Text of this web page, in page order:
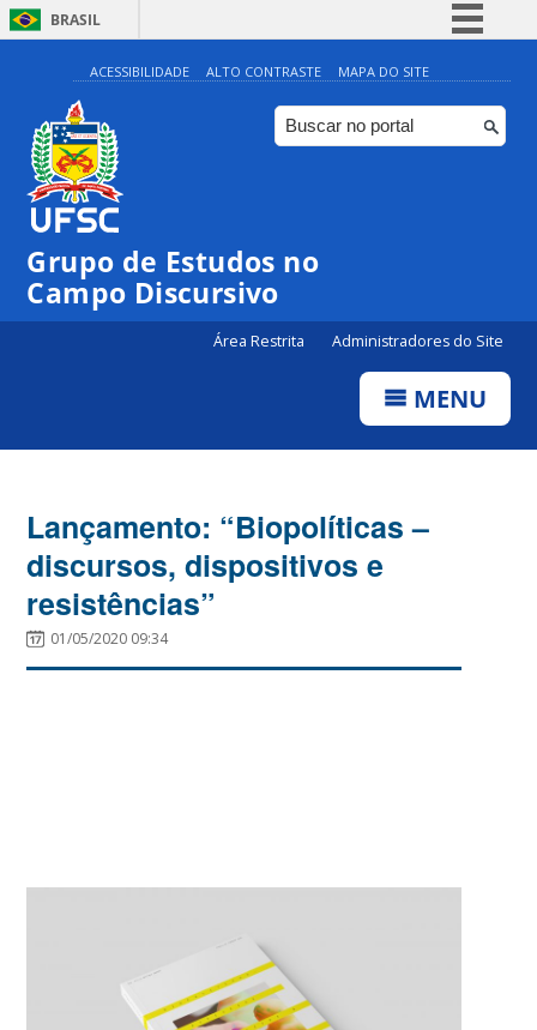
BRASIL
Simplifique!
Comunica BR
Participe
ACESSIBILIDADE ALTO CONTRASTE MAPA DO SITE
Grupo de Estudos no
Campo Discursivo
Área Restrita Administradores do Site
MENU
Lançamento: “Biopolíticas –
discursos, dispositivos e
resistências”
01/05/2020 09:34